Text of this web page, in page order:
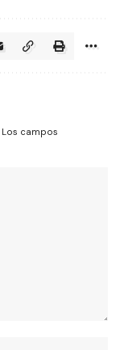
Los campos